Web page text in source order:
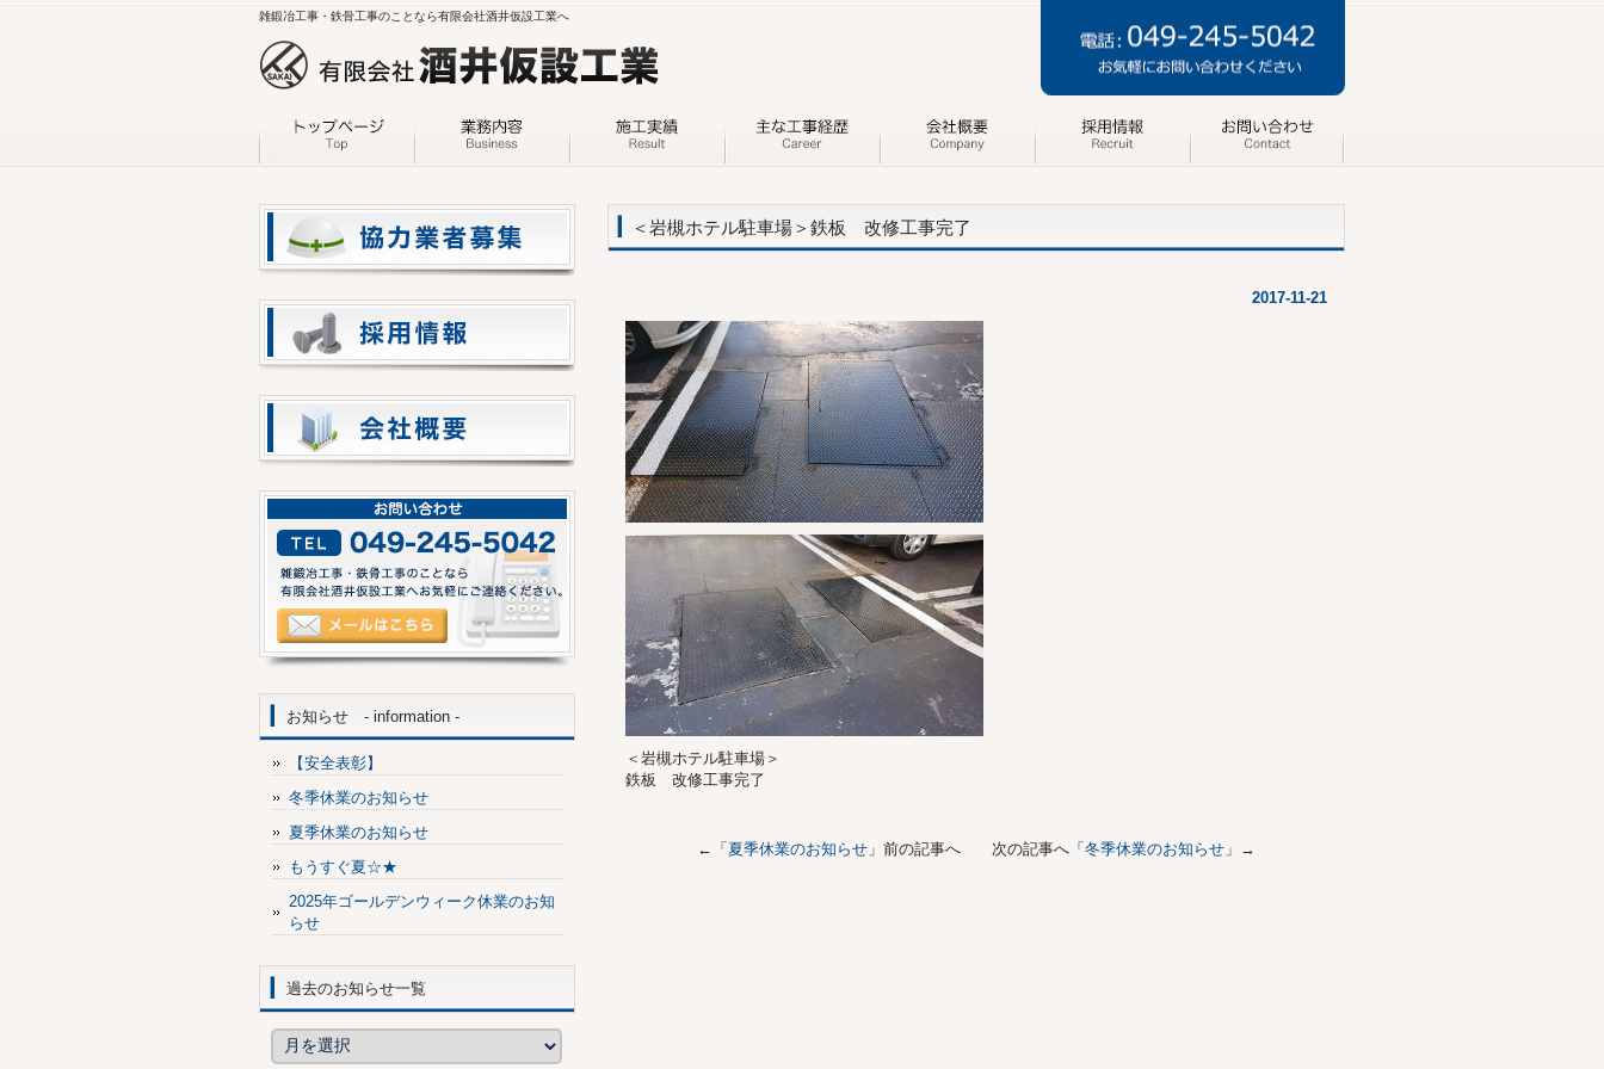
雑鍛冶工事・鉄骨工事のことなら有限会社酒井仮設工業へ
＜岩槻ホテル駐車場＞鉄板 改修工事完了
2017-11-21
＜岩槻ホテル駐車場＞
鉄板 改修工事完了
←「 夏季休業のお知らせ 」前の記事へ 次の記事へ「 冬季休業のお知らせ 」→
お知らせ - information -
【安全表彰】
冬季休業のお知らせ
夏季休業のお知らせ
もうすぐ夏☆★
2025年ゴールデンウィーク休業のお知
らせ
過去のお知らせ一覧